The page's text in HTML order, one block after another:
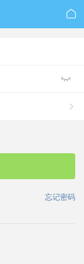



忘记密码